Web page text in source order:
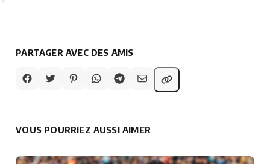
PARTAGER AVEC DES AMIS
VOUS POURRIEZ AUSSI AIMER